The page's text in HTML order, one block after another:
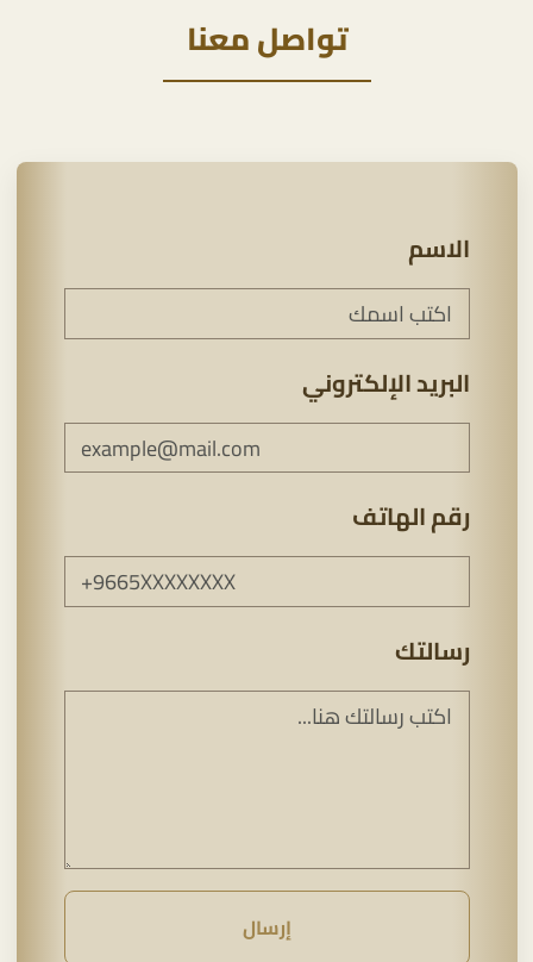
تواصل معنا
الاسم
البريد الإلكتروني
رقم الهاتف
رسالتك
إرسال